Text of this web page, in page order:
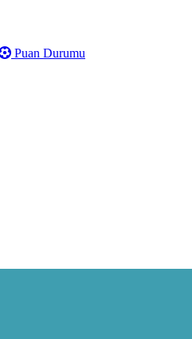
Puan Durumu